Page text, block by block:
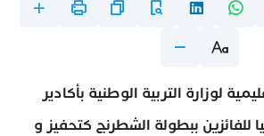
لوزارة التربية الوطنية بأكادير
للفائزين ببطولة الشطرنج كتحفيز و